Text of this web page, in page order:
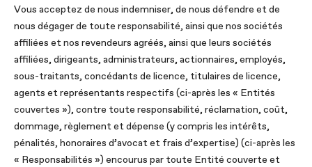
Vous acceptez de nous indemniser, de nous défendre et de
nous dégager de toute responsabilité, ainsi que nos sociétés
affiliées et nos revendeurs agréés, ainsi que leurs sociétés
affiliées, dirigeants, administrateurs, actionnaires, employés,
sous-traitants, concédants de licence, titulaires de licence,
agents et représentants respectifs (ci-après les « Entités
couvertes »), contre toute responsabilité, réclamation, coût,
dommage, règlement et dépense (y compris les intérêts,
pénalités, honoraires d’avocat et frais d’expertise) (ci-après les
« Responsabilités ») encourus par toute Entité couverte et